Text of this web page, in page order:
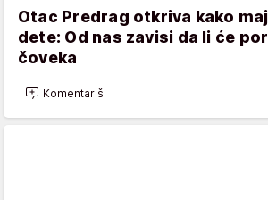
Otac Predrag otkriva kako
dete: Od nas zavisi da li će
čoveka
Komentariši